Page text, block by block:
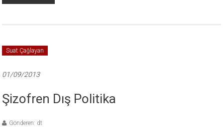
Suat Çağlayan
01/09/2013
Şizofren Dış Politika
Gönderen: dt